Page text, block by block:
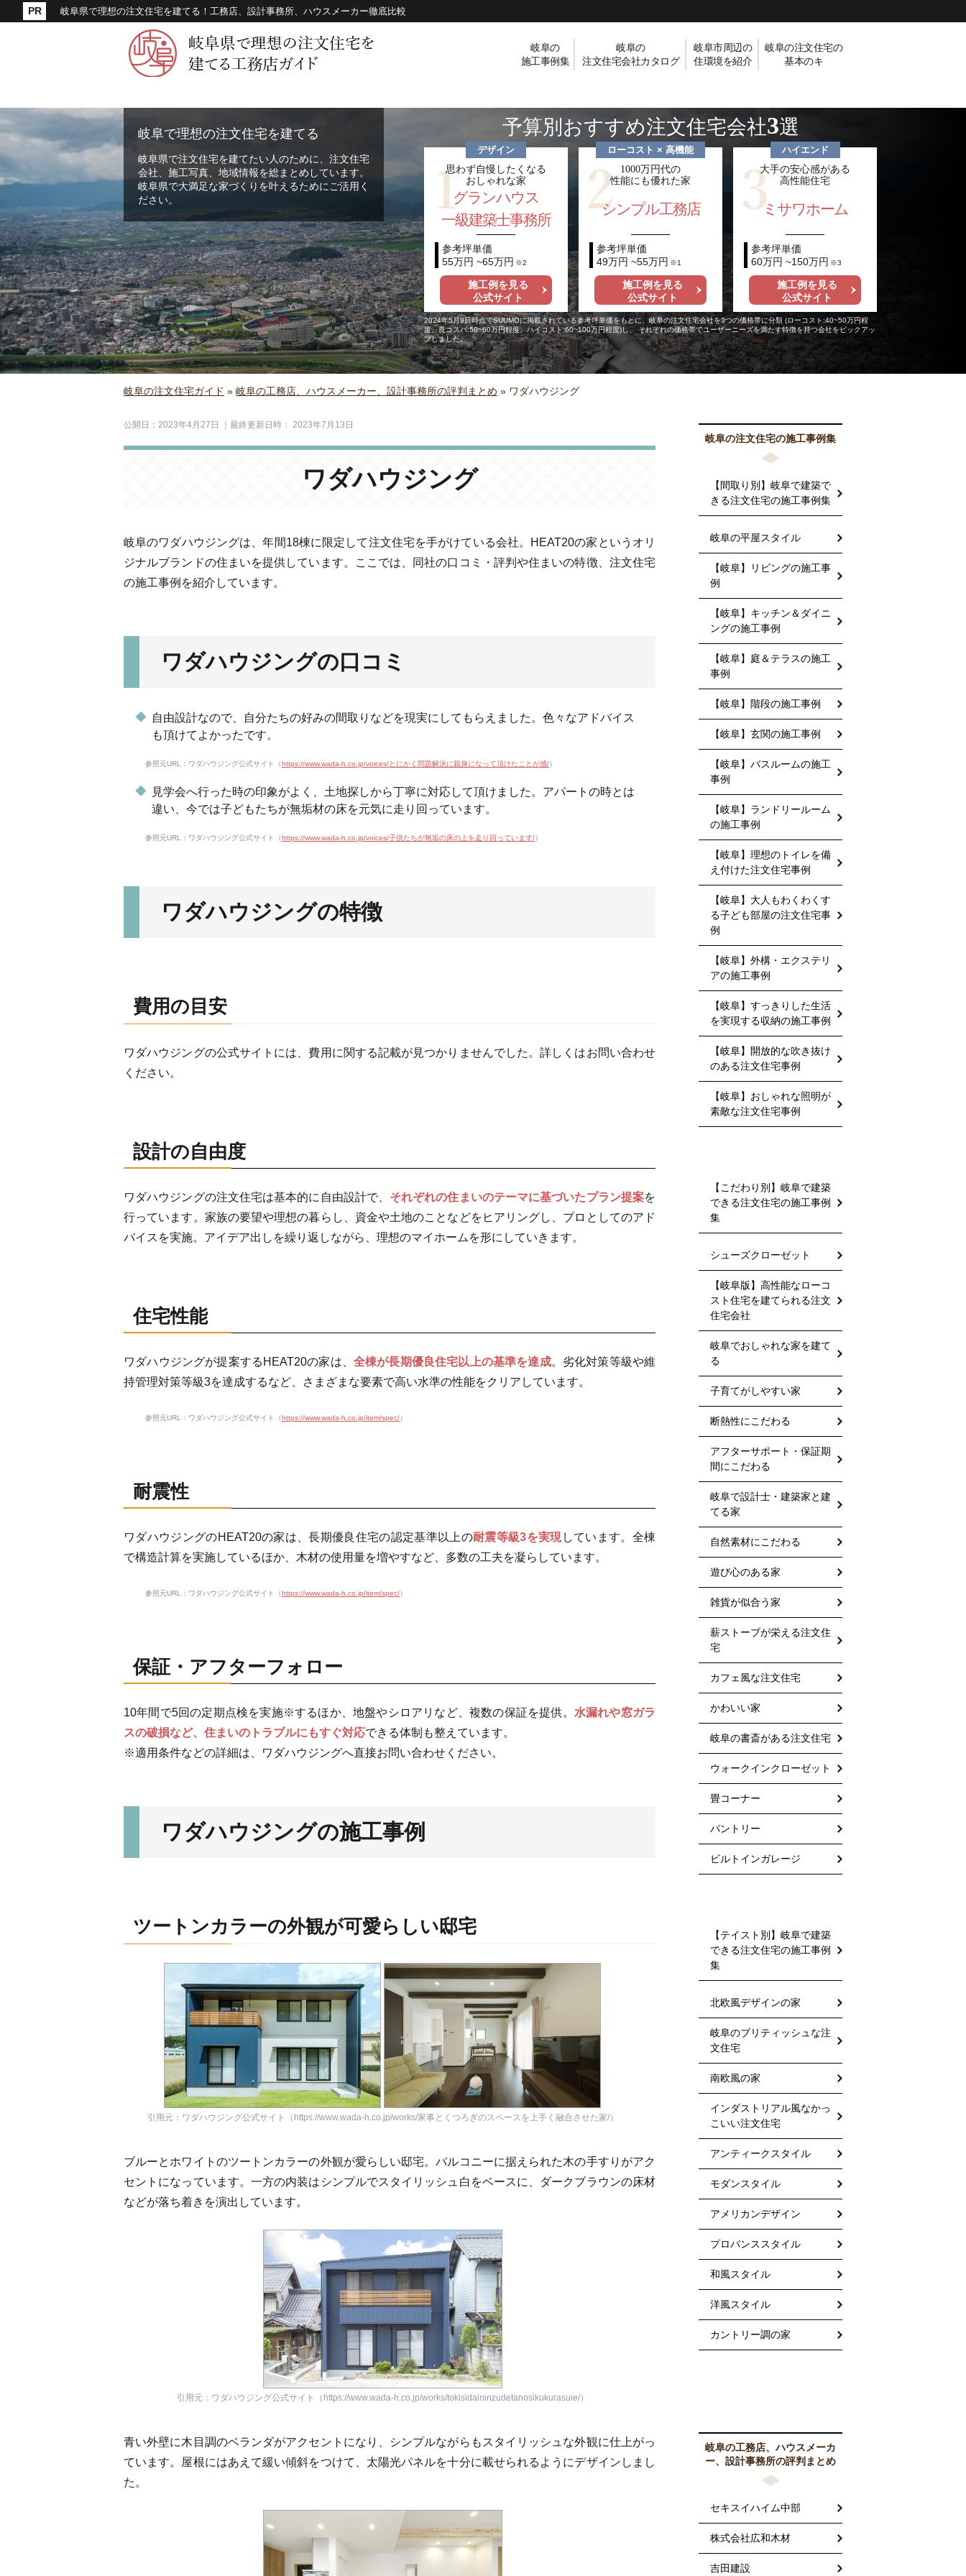
岐阜県で理想の注文住宅を建てる！工務店、設計事務所、ハウスメーカー徹底比較
岐阜の
施工事例集
岐阜の
注文住宅会社カタログ
岐阜市周辺の
住環境を紹介
岐阜の注文住宅の
基本のキ
岐阜で理想の注文住宅を建てる
岐阜県で注文住宅を建てたい人のために、注文住宅
会社、施工写真、地域情報を総まとめしています。
岐阜県で大満足な家づくりを叶えるためにご活用く
ださい。
予算別おすすめ注文住宅会社3選
デザイン
思わず自慢したくなる
おしゃれな家
グランハウス
一級建築士事務所
参考坪単価
55万円 ~65万円 ※2
施工例を見る
公式サイト
ローコスト × 高機能
1000万円代の
性能にも優れた家
シンプル工務店
参考坪単価
49万円 ~55万円 ※1
施工例を見る
公式サイト
ハイエンド
大手の安心感がある
高性能住宅
ミサワホーム
参考坪単価
60万円 ~150万円 ※3
施工例を見る
公式サイト
2024年5月9日時点でSUUMOに掲載されている参考坪単価をもとに、岐阜の注文住宅会社を3つの価格帯に分類 (ローコスト:40~50万円程
度、良コスパ:50~60万円程度、ハイコスト:60~100万円程度)し、 それぞれの価格帯でユーザーニーズを満たす特徴を持つ会社をピックアッ
プしました。
岐阜の注文住宅ガイド » 岐阜の工務店、ハウスメーカー、設計事務所の評判まとめ » ワダハウジング
公開日： 2023年4月27日 ｜最終更新日時： 2023年7月13日
ワダハウジング
岐阜のワダハウジングは、年間18棟に限定して注文住宅を手がけている会社。HEAT20の家というオリ
ジナルブランドの住まいを提供しています。ここでは、同社の口コミ・評判や住まいの特徴、注文住宅
の施工事例を紹介しています。
ワダハウジングの口コミ
自由設計なので、自分たちの好みの間取りなどを現実にしてもらえました。色々なアドバイス
も頂けてよかったです。
参照元URL：ワダハウジング公式サイト（https://www.wada-h.co.jp/voices/とにかく問題解決に親身になって頂けたことが感/）
見学会へ行った時の印象がよく、土地探しから丁寧に対応して頂けました。アパートの時とは
違い、今では子どもたちが無垢材の床を元気に走り回っています。
参照元URL：ワダハウジング公式サイト（https://www.wada-h.co.jp/voices/子供たちが無垢の床の上を走り回っています/）
ワダハウジングの特徴
費用の目安
ワダハウジングの公式サイトには、費用に関する記載が見つかりませんでした。詳しくはお問い合わせ
ください。
設計の自由度
ワダハウジングの注文住宅は基本的に自由設計で、 それぞれの住まいのテーマに基づいたプラン提案を
行っています。家族の要望や理想の暮らし、資金や土地のことなどをヒアリングし、プロとしてのアド
バイスを実施。アイデア出しを繰り返しながら、理想のマイホームを形にしていきます。
住宅性能
ワダハウジングが提案するHEAT20の家は、 全棟が長期優良住宅以上の基準を達成。劣化対策等級や維
持管理対策等級3を達成するなど、さまざまな要素で高い水準の性能をクリアしています。
参照元URL：ワダハウジング公式サイト（https://www.wada-h.co.jp/item/spec/）
耐震性
ワダハウジングのHEAT20の家は、長期優良住宅の認定基準以上の耐震等級3を実現しています。全棟
で構造計算を実施しているほか、木材の使用量を増やすなど、多数の工夫を凝らしています。
参照元URL：ワダハウジング公式サイト（https://www.wada-h.co.jp/item/spec/）
保証・アフターフォロー
10年間で5回の定期点検を実施※するほか、地盤やシロアリなど、複数の保証を提供。 水漏れや窓ガラ
スの破損など、住まいのトラブルにもすぐ対応できる体制も整えています。
※適用条件などの詳細は、ワダハウジングへ直接お問い合わせください。
ワダハウジングの施工事例
ツートンカラーの外観が可愛らしい邸宅
引用元：ワダハウジング公式サイト（https://www.wada-h.co.jp/works/家事とくつろぎのスペースを上手く融合させた家/）
ブルーとホワイトのツートンカラーの外観が愛らしい邸宅。バルコニーに据えられた木の手すりがアク
セントになっています。一方の内装はシンプルでスタイリッシュ白をベースに、ダークブラウンの床材
などが落ち着きを演出しています。
引用元：ワダハウジング公式サイト（https://www.wada-h.co.jp/works/tokisidaininzudetanosikukurasuie/）
青い外壁に木目調のベランダがアクセントになり、シンプルながらもスタイリッシュな外観に仕上がっ
ています。屋根にはあえて緩い傾斜をつけて、太陽光パネルを十分に載せられるようにデザインしまし
た。
岐阜の注文住宅の施工事例集
【間取り別】岐阜で建築で
きる注文住宅の施工事例集
岐阜の平屋スタイル
【岐阜】リビングの施工事
例
【岐阜】キッチン＆ダイニ
ングの施工事例
【岐阜】庭＆テラスの施工
事例
【岐阜】階段の施工事例
【岐阜】玄関の施工事例
【岐阜】バスルームの施工
事例
【岐阜】ランドリールーム
の施工事例
【岐阜】理想のトイレを備
え付けた注文住宅事例
【岐阜】大人もわくわくす
る子ども部屋の注文住宅事
例
【岐阜】外構・エクステリ
アの施工事例
【岐阜】すっきりした生活
を実現する収納の施工事例
【岐阜】開放的な吹き抜け
のある注文住宅事例
【岐阜】おしゃれな照明が
素敵な注文住宅事例
【こだわり別】岐阜で建築
できる注文住宅の施工事例
集
シューズクローゼット
【岐阜版】高性能なローコ
スト住宅を建てられる注文
住宅会社
岐阜でおしゃれな家を建て
る
子育てがしやすい家
断熱性にこだわる
アフターサポート・保証期
間にこだわる
岐阜で設計士・建築家と建
てる家
自然素材にこだわる
遊び心のある家
雑貨が似合う家
薪ストーブが栄える注文住
宅
カフェ風な注文住宅
かわいい家
岐阜の書斎がある注文住宅
ウォークインクローゼット
畳コーナー
パントリー
ビルトインガレージ
【テイスト別】岐阜で建築
できる注文住宅の施工事例
集
北欧風デザインの家
岐阜のブリティッシュな注
文住宅
南欧風の家
インダストリアル風なかっ
こいい注文住宅
アンティークスタイル
モダンスタイル
アメリカンデザイン
プロバンススタイル
和風スタイル
洋風スタイル
カントリー調の家
岐阜の工務店、ハウスメーカ
ー、設計事務所の評判まとめ
セキスイハイム中部
株式会社広和木材
吉田建設